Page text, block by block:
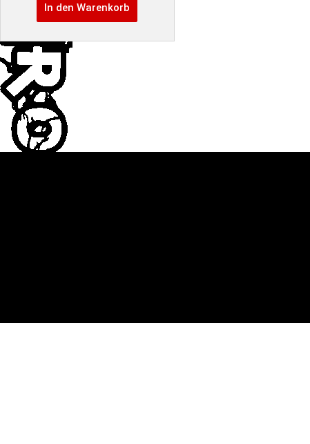
In den Warenkorb